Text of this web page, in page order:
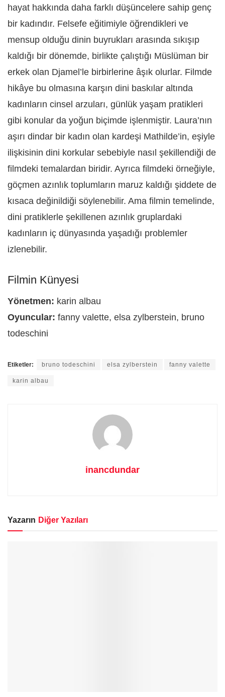
hayat hakkında daha farklı düşüncelere sahip genç
bir kadındır. Felsefe eğitimiyle öğrendikleri ve
mensup olduğu dinin buyrukları arasında sıkışıp
kaldığı bir dönemde, birlikte çalıştığı Müslüman bir
erkek olan Djamel’le birbirlerine âşık olurlar. Filmde
hikâye bu olmasına karşın dini baskılar altında
kadınların cinsel arzuları, günlük yaşam pratikleri
gibi konular da yoğun biçimde işlenmiştir. Laura’nın
aşırı dindar bir kadın olan kardeşi Mathilde’in, eşiyle
ilişkisinin dini korkular sebebiyle nasıl şekillendiği de
filmdeki temalardan biridir. Ayrıca filmdeki örneğiyle,
göçmen azınlık toplumların maruz kaldığı şiddete de
kısaca değinildiği söylenebilir. Ama filmin temelinde,
dini pratiklerle şekillenen azınlık gruplardaki
kadınların iç dünyasında yaşadığı problemler
izlenebilir.
Filmin Künyesi
Yönetmen: karin albau
Oyuncular: fanny valette, elsa zylberstein, bruno
todeschini
Etiketler: bruno todeschini elsa zylberstein fanny valette
karin albau
inancdundar
Yazarın Diğer Yazıları